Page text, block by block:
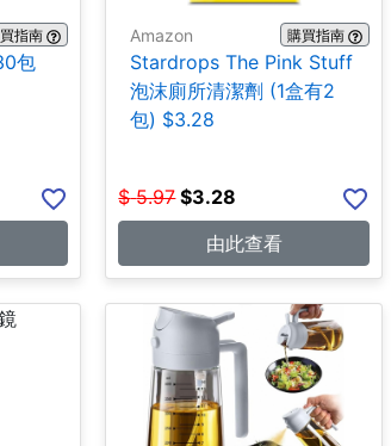
指南
包
Amazon 購買指南
Stardrops The Pink Stuff
泡沫廁所清潔劑 (1盒有2
包) $3.28
$ 5.97 $3.28
由此查看